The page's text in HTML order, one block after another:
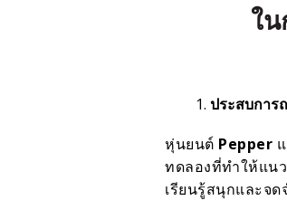
ใน
ประสบการ
หุ่นยนต์ Pepper
ทดลองที่ทำให้แน
เรียนรู้สนุกและจ